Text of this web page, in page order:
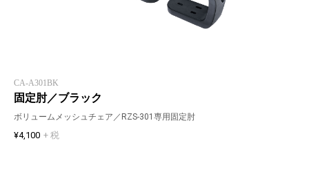
CA-A301BK
固定肘／ブラック
ボリュームメッシュチェア／RZS-301専用固定肘
¥4,100 + 税